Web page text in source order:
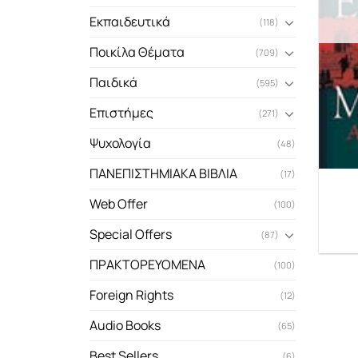
Εκπαιδευτικά (118)
Ποικίλα Θέματα (709)
Παιδικά (595)
Επιστήμες (271)
Ψυχολογία (48)
ΠΑΝΕΠΙΣΤΗΜΙΑΚΑ ΒΙΒΛΙΑ (17)
Web Offer (100)
Special Offers (87)
ΠΡΑΚΤΟΡΕΥΟΜΕΝΑ (100)
Foreign Rights (12)
Audio Books (65)